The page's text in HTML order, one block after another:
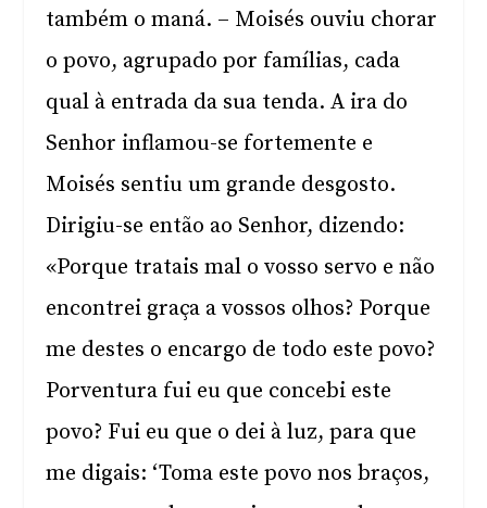
também o maná. – Moisés ouviu chorar
o povo, agrupado por famílias, cada
qual à entrada da sua tenda. A ira do
Senhor inflamou-se fortemente e
Moisés sentiu um grande desgosto.
Dirigiu-se então ao Senhor, dizendo:
«Porque tratais mal o vosso servo e não
encontrei graça a vossos olhos? Porque
me destes o encargo de todo este povo?
Porventura fui eu que concebi este
povo? Fui eu que o dei à luz, para que
me digais: ‘Toma este povo nos braços,